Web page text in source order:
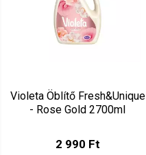
Violeta Öblítő Fresh&Unique
- Rose Gold 2700ml
2 990 Ft